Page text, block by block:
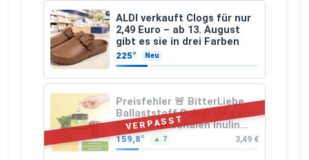
ALDI verkauft Clogs für nur
2,49 Euro – ab 13. August
gibt es sie in drei Farben
225° Neu
VERPASST
Preisfehler 🚨 BitterLiebe
Ballaststoff Pulver (Mix aus
Flohsamenschalen Inulin
(Präbiotika) Leinsamen &
Apfelfaser)
159,8° ▲ 7 3,49 €